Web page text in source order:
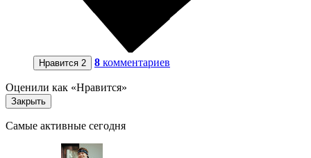
Нравится 2 8 комментариев
Оценили как «Нравится»
Закрыть
Самые активные сегодня